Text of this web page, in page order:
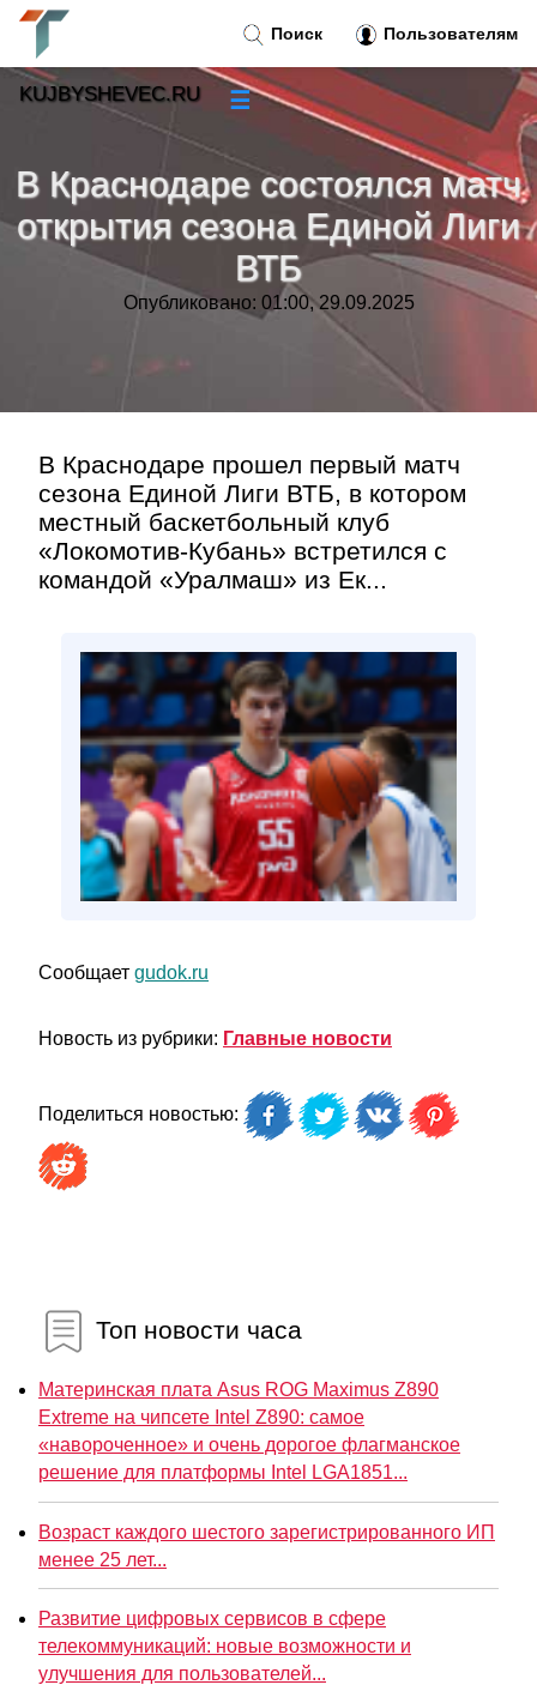
В Краснодаре состоялся матч
открытия сезона Единой Лиги
ВТБ
Опубликовано: 01:00, 29.09.2025
В Краснодаре прошел первый матч
сезона Единой Лиги ВТБ, в котором
местный баскетбольный клуб
«Локомотив-Кубань» встретился с
командой «Уралмаш» из Ек...
Сообщает gudok.ru
Новость из рубрики: Главные новости
Поделиться новостью:
Топ новости часа
Материнская плата Asus ROG Maximus Z890
Extreme на чипсете Intel Z890: самое
«навороченное» и очень дорогое флагманское
решение для платформы Intel LGA1851...
Возраст каждого шестого зарегистрированного ИП
менее 25 лет...
Развитие цифровых сервисов в сфере
телекоммуникаций: новые возможности и
улучшения для пользователей...
Поиск Пользователям
KUJBYSHEVEC.RU ☰
Новости»
Тренды новостей»
Рубрики»
Контакт»